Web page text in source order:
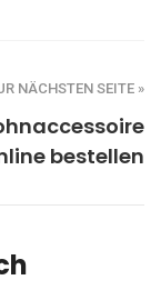
NÄCHSTEN SEITE »
bestellen